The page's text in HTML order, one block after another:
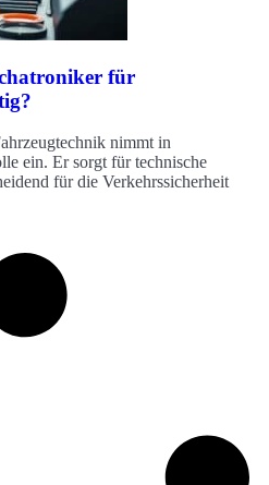
für
nimmt in
ein. Er sorgt für technische
für die Verkehrssicherheit